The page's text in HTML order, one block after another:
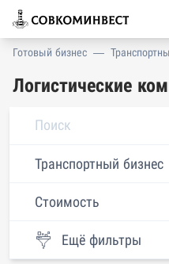
Готовый бизнес —
Логистические
Транспортный бизнес
Стоимость
Ещё фильтры